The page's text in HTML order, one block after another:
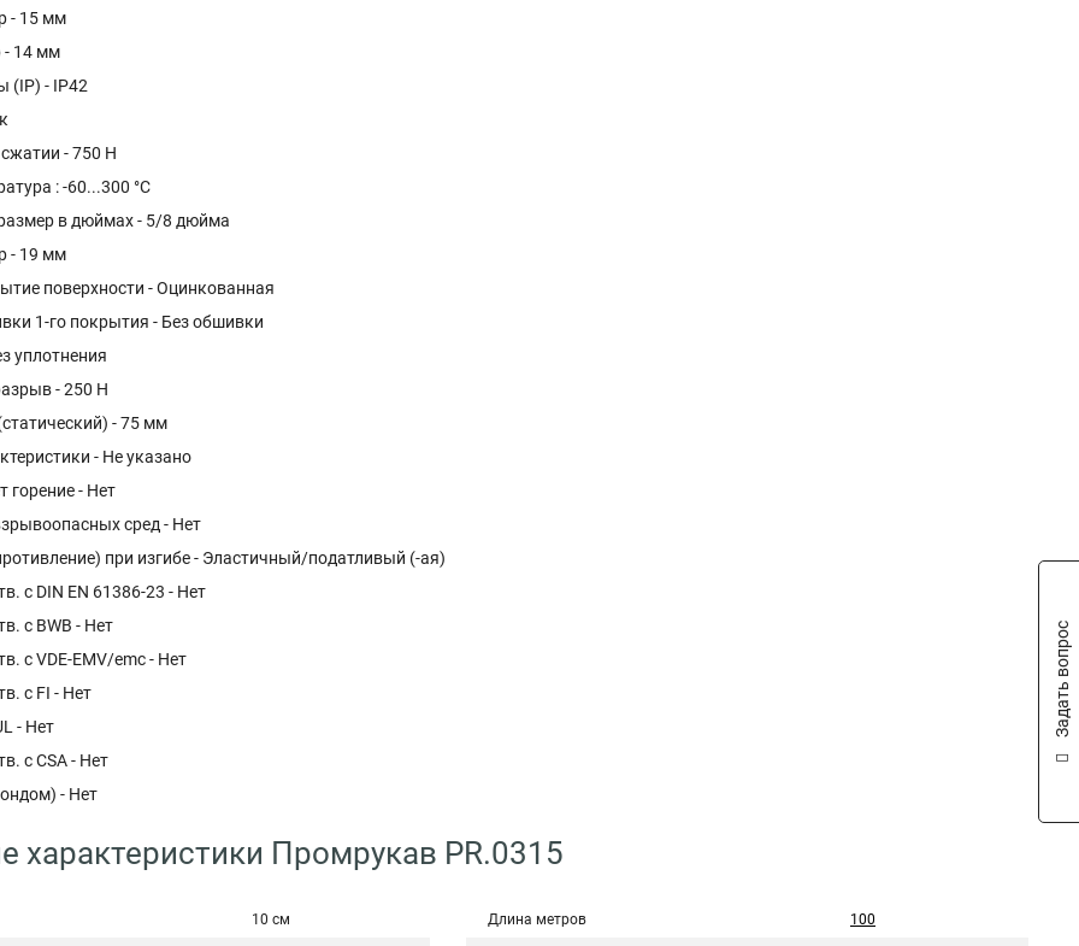
- 15 мм
- 14 мм
(IP) - IP42
- 750 Н
: -60...300 °C
в дюймах - 5/8 дюйма
- 19 мм
поверхности - Оцинкованная
1-го покрытия - Без обшивки
уплотнения
- 250 Н
- 75 мм
- Не указано
горение - Нет
сред - Нет
при изгибе - Эластичный/податливый (-ая)
с DIN EN 61386-23 - Нет
с BWB - Нет
с VDE-EMV/emc - Нет
с FI - Нет
- Нет
с CSA - Нет
- Нет
характеристики Промрукав PR.0315
10 см Длина метров 100
Задать вопрос